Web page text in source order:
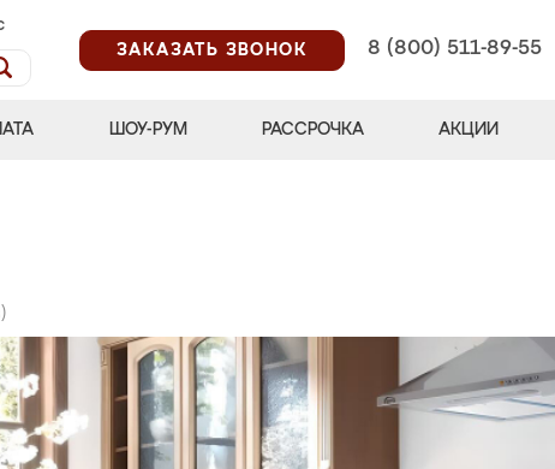
ЗАКАЗАТЬ ЗВОНОК
8 (800) 511-89-55
ШОУ-РУМ РАССРОЧКА АКЦИИ